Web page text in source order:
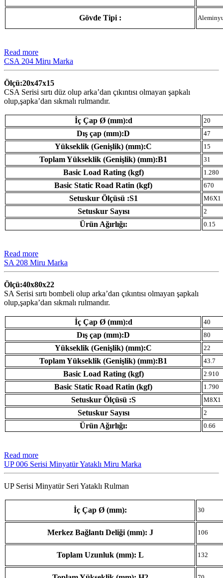
Gövde Tipi :
Read more
CSA 204 Miru Marka
Ölçü:20x47x15
CSA Serisi sırtı düz olup arka’dan çıkıntısı olmayan şapkalı
olup,şapka’dan sıkmalı rulmandır.
İç Çap Ø (mm):d 20
Dış çap (mm):D 47
Yükseklik (Genişlik) (mm):C 15
Toplam Yükseklik (Genişlik) (mm):B1 31
Basic Load Rating (kgf) 1.280
Basic Static Road Ratin (kgf) 670
Setuskur Ölçüsü :S1 M6X1
Setuskur Sayısı 2
Ürün Ağırlığı: 0.15
Read more
SA 208 Miru Marka
Ölçü:40x80x22
SA Serisi sırtı bombeli olup arka’dan çıkıntısı olmayan şapkalı
olup,şapka’dan sıkmalı rulmandır.
İç Çap Ø (mm):d 40
Dış çap (mm):D 80
Yükseklik (Genişlik) (mm):C 22
Toplam Yükseklik (Genişlik) (mm):B1 43.7
Basic Load Rating (kgf) 2.910
Basic Static Road Ratin (kgf) 1.790
Setuskur Ölçüsü :S M8X1
Setuskur Sayısı 2
Ürün Ağırlığı: 0.66
Read more
UP 006 Serisi Minyatür Yataklı Miru Marka
UP Serisi Minyatür Seri Yataklı Rulman
İç Çap Ø (mm): 30
Merkez Bağlantı Deliği (mm): J 106
Toplam Uzunluk (mm): L 132